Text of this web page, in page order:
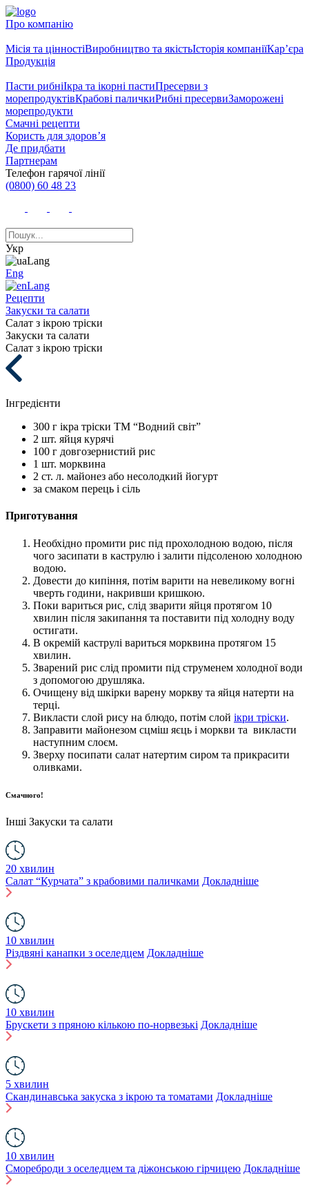
Про компанію
Місія та цінностіВиробництво та якістьІсторія компаніїКар’єра
Продукція
Пасти рибніІкра та ікорні пастиПресерви з
морепродуктівКрабові паличкиРибні пресервиЗаморожені
морепродукти
Смачні рецепти
Користь для здоров’я
Де придбати
Партнерам
Телефон гарячої лінії
(0800) 60 48 23
Укр
Eng
Рецепти
Закуски та салати
Салат з ікрою тріски
Закуски та салати
Салат з ікрою тріски
Інгредієнти
300 г ікра тріски ТМ “Водний світ”
2 шт. яйця курячі
100 г довгозернистий рис
1 шт. морквина
2 ст. л. майонез або несолодкий йогурт
за смаком перець і сіль
Приготування
Необхідно промити рис під прохолодною водою, після
чого засипати в каструлю і залити підсоленою холодною
водою.
Довести до кипіння, потім варити на невеликому вогні
чверть години, накривши кришкою.
Поки вариться рис, слід зварити яйця протягом 10
хвилин після закипання та поставити під холодну воду
остигати.
В окремій каструлі вариться морквина протягом 15
хвилин.
Зварений рис слід промити під струменем холодної води
з допомогою друшляка.
Очищену від шкірки варену моркву та яйця натерти на
терці.
Викласти слой рису на блюдо, потім слой ікри тріски.
Заправити майонезом сцміш яєць і моркви та викласти
наступним слоєм.
Зверху посипати салат натертим сиром та прикрасити
оливками.
Смачного!
Інші Закуски та салати
20 хвилин
Салат “Курчата” з крабовими паличками Докладніше
10 хвилин
Різдвяні канапки з оселедцем Докладніше
10 хвилин
Брускети з пряною кількою по-норвезькі Докладніше
5 хвилин
Скандинавська закуска з ікрою та томатами Докладніше
10 хвилин
Смореброди з оселедцем та діжонською гірчицею Докладніше